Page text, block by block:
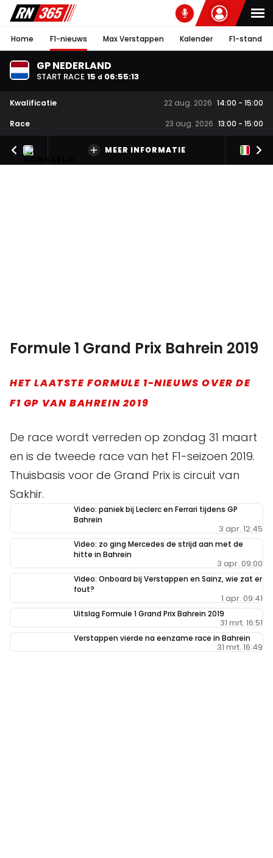
Home F1-nieuws Max Verstappen Kalender F1-stand
GP NEDERLAND
START RACE 15 d 06:55:13
Kwalificatie 22 aug. 2026 14:00 - 15:00
Race
23 aug. 2026 13:00 - 15:00
MEER INFORMATIE
Formule 1 Grand Prix Bahrein 2019
HET LAATSTE FORMULE 1-NIEUWS OVER DE
F1 GP VAN BAHREIN 2019
De race wordt verreden op zondag 31 maart
en is de tweede race van het F1-seizoen 2019.
Thuisbasis voor de Grand Prix is circuit van
Sakhir.
Video: paniek bij Leclerc en Ferrari tijdens GP
Bahrein
3 apr. 12:45
Video: zo ging Mercedes de strijd aan met de
hitte in Bahrein
3 apr. 09:00
Video: Onboard bij Verstappen en Sainz, wie zat er
fout?
1 apr. 09:41
Uitslag Formule 1 Grand Prix Bahrein 2019
31 mrt. 16:51
Verstappen vierde na eenzame race in Bahrein
31 mrt. 16:49